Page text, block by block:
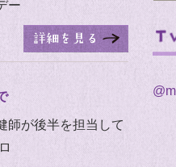
ー
師が後半を担当して